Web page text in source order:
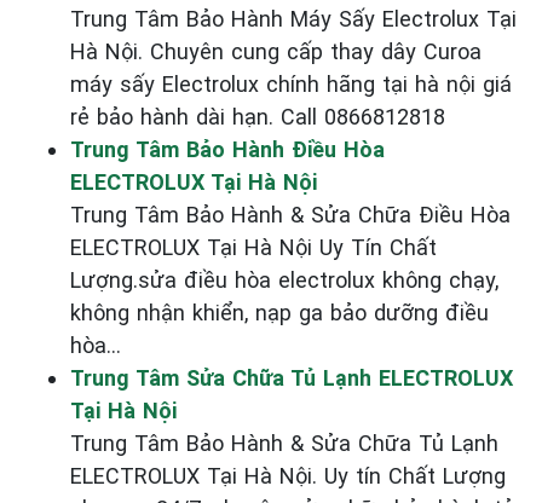
Trung Tâm Bảo Hành Máy Sấy Electrolux Tại
Hà Nội. Chuyên cung cấp thay dây Curoa
máy sấy Electrolux chính hãng tại hà nội giá
rẻ bảo hành dài hạn. Call 0866812818
Trung Tâm Bảo Hành Điều Hòa
ELECTROLUX Tại Hà Nội
Trung Tâm Bảo Hành & Sửa Chữa Điều Hòa
ELECTROLUX Tại Hà Nội Uy Tín Chất
Lượng.sửa điều hòa electrolux không chạy,
không nhận khiển, nạp ga bảo dưỡng điều
hòa...
Trung Tâm Sửa Chữa Tủ Lạnh ELECTROLUX
Tại Hà Nội
Trung Tâm Bảo Hành & Sửa Chữa Tủ Lạnh
ELECTROLUX Tại Hà Nội. Uy tín Chất Lượng